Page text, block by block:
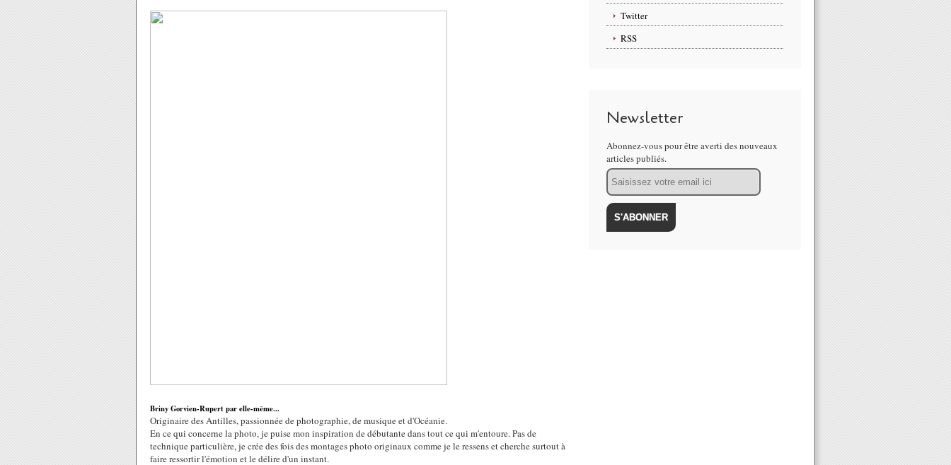
Briny Gorvien-Rupert par elle-même...
Originaire des Antilles, passionnée de photographie, de musique et d'Océanie.
En ce qui concerne la photo, je puise mon inspiration de débutante dans tout ce qui m'entoure. Pas de
technique particulière, je crée des fois des montages photo originaux comme je le ressens et cherche surtout à
faire ressortir l'émotion et le délire d'un instant.
Twitter
RSS
Newsletter
Abonnez-vous pour être averti des nouveaux
articles publiés.
Email